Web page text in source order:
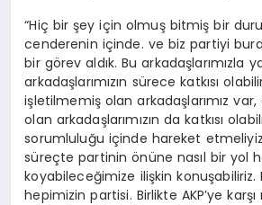
“Hiç bir şey için olmuş bitmiş bir
cenderenin içinde. ve biz partiyi
bir görev aldık. Bu arkadaşlarımızla
arkadaşlarımızın sürece katkısı
işletilmemiş olan arkadaşlarımız
olan arkadaşlarımızın da katkısı
sorumluluğu içinde hareket
süreçte partinin önüne nasıl bir yol
koyabileceğimize ilişkin konuşabiliriz.
hepimizin partisi. Birlikte AKP’ye